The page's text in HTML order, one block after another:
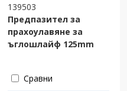
139503
Предпазител за
прахоулавяне за
ъглошлайф 125mm
Сравни